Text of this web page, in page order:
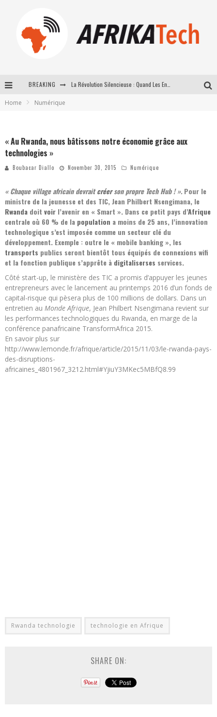
BREAKING
Home Numérique
« Au Rwanda, nous bâtissons notre économie grâce aux
technologies »
Boubacar Diallo November 30, 2015 Numérique
« Chaque village africain devraitcréerson propre Tech Hub ! ». Pour le
ministre de la jeunesse et des TIC, Jean Philbert Nsengimana, le
Rwanda doit voir l’avenir en « Smart ». Dans ce petit pays d’Afrique
centrale où 60 % de la population a moins de 25 ans, l’innovation
technologique s’est imposée comme un secteur clé du
développement. Exemple : outre le « mobile banking », les
transports publics seront bientôt tous équipés de connexions wifi
et la fonction publique s’apprête à digitaliserses services.
Côté start-up, le ministère des TIC a promis d’appuyer les jeunes
entrepreneurs avec le lancement au printemps 2016 d’un fonds de
capital-risque qui pèsera plus de 100 millions de dollars. Dans un
entretien au Monde Afrique, Jean Philbert Nsengimana revient sur
les performances technologiques du Rwanda, en marge de la
conférence panafricaine TransformAfrica 2015.
En savoir plus sur
http://www.lemonde.fr/afrique/article/2015/11/03/le-rwanda-pays-
des-disruptions-
africaines_4801967_3212.html#YjiuY3MKec5MBfQ8.99
Rwanda technologie technologie en Afrique
SHARE ON: